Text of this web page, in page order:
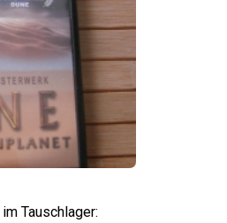
Tauschlager: